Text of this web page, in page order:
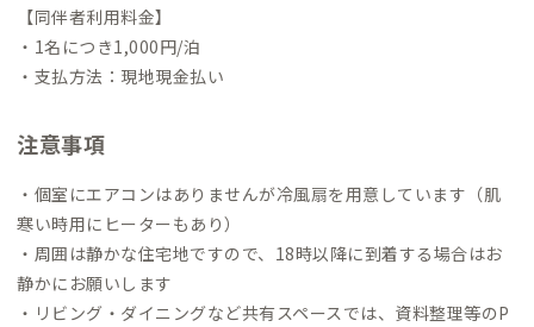
県、夏は北海道の旅暮らしを始めて4年目。
る日常の生活を各地で楽しんでいます。
しみに、小樽C邸でお待ちしています。
【同伴者利用料金】
・1名につき1,000円/泊
・支払方法：現地現金払い
注意事項
・個室にエアコンはありませんが冷風扇を用意しています（肌
寒い時用にヒーターもあり）
・周囲は静かな住宅地ですので、18時以降に到着する場合はお
静かにお願いします
・リビング・ダイニングなど共有スペースでは、資料整理等のP